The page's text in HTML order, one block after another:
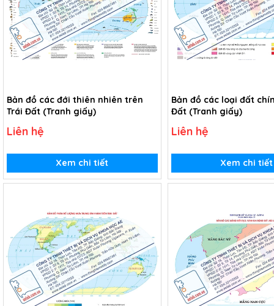
Bản đồ các đới thiên nhiên trên
Trái Đất (Tranh giấy)
Liên hệ
Xem chi tiết
Bản đồ các loại đất
Đất (Tranh giấy)
Liên hệ
Xem chi tiết